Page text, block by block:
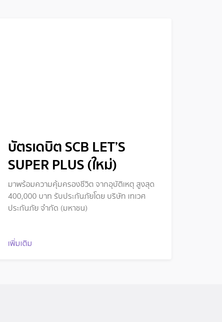
บัตรเดบิต SCB LET’S
SUPER PLUS (ใหม่)
มาพร้อมความคุ้มครองชีวิต จากอุบัติเหตุ สูงสุด
400,000 บาท รับประกันภัยโดย บริษัท เทเวศ
ประกันภัย จำกัด (มหาชน)
เพิ่มเติม